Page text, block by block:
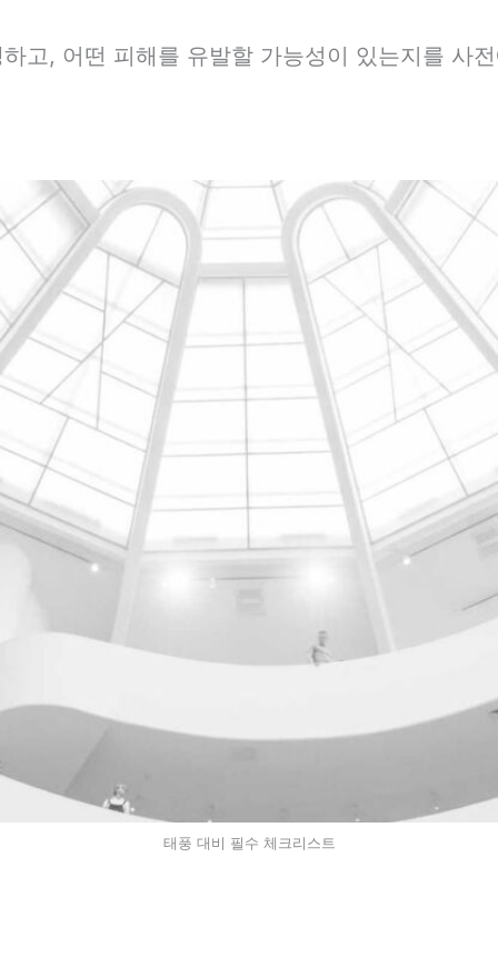
고, 어떤 피해를 유발할 가능성이 있는지를 사
태풍 대비 필수 체크리스트